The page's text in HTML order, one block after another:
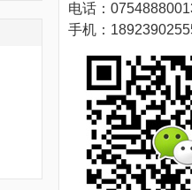
电话：
手机：